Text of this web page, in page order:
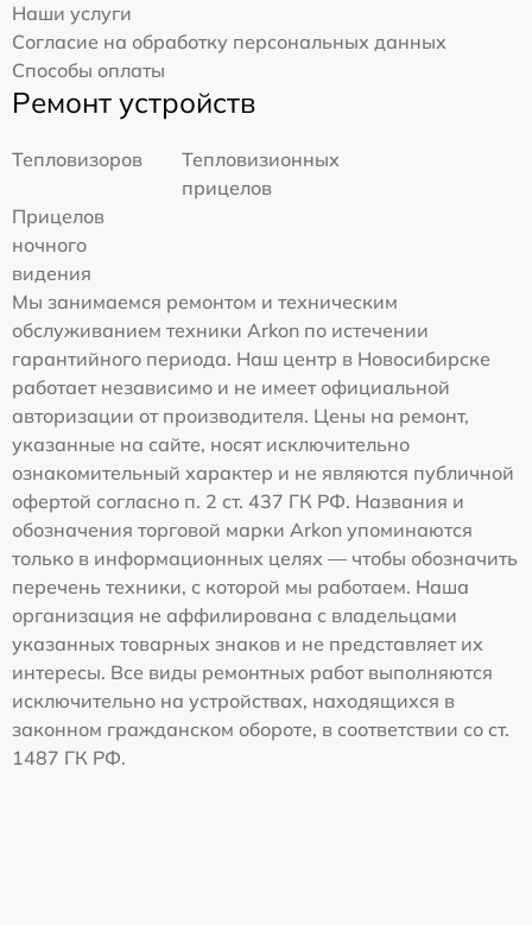
Наши услуги
Согласие на обработку персональных данных
Способы оплаты
Ремонт устройств
Тепловизоров
Тепловизионных
прицелов
Прицелов
ночного
видения
Мы занимаемся ремонтом и техническим
обслуживанием техники Arkon по истечении
гарантийного периода. Наш центр в Новосибирске
работает независимо и не имеет официальной
авторизации от производителя. Цены на ремонт,
указанные на сайте, носят исключительно
ознакомительный характер и не являются публичной
офертой согласно п. 2 ст. 437 ГК РФ. Названия и
обозначения торговой марки Arkon упоминаются
только в информационных целях — чтобы обозначить
перечень техники, с которой мы работаем. Наша
организация не аффилирована с владельцами
указанных товарных знаков и не представляет их
интересы. Все виды ремонтных работ выполняются
исключительно на устройствах, находящихся в
законном гражданском обороте, в соответствии со ст.
1487 ГК РФ.